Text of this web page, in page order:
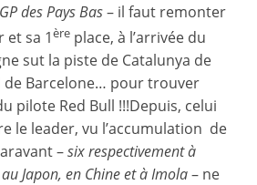
des Pays Bas– il faut remonter
sa 1ère place, à l’arrivée du
sut la piste de Catalunya de
Barcelone… pour trouver
pilote Red Bull !!!Depuis, celui
le leader, vu l’accumulation de
–six respectivement à
Japon, en Chine et à Imola– ne